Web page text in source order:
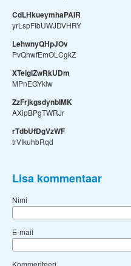
CdLHkueymhaPAIR
yrLspFIbUWJDVHRY
LehwnyQHpJOv
PvQhwfEmOLCgkZ
XTeigIZwRkUDm
MPnEGYklw
ZzFrjkgsdynbIMK
AXipBPgTWRJr
rTdbUfDgVzWF
trVIkuhbRqd
Lisa kommentaar
Nimi
E-mail
Kommenteeri